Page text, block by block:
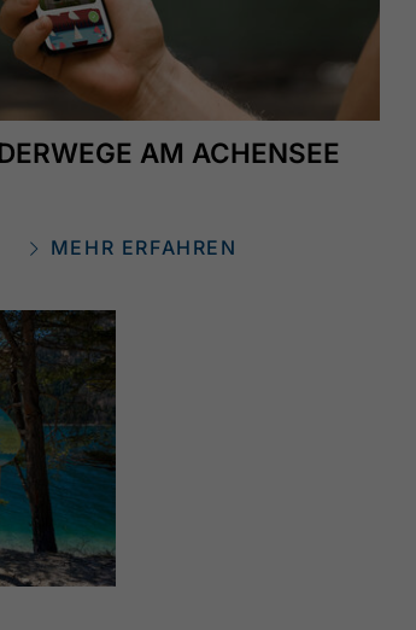
AM ACHENSEE
MEHR ERFAHREN